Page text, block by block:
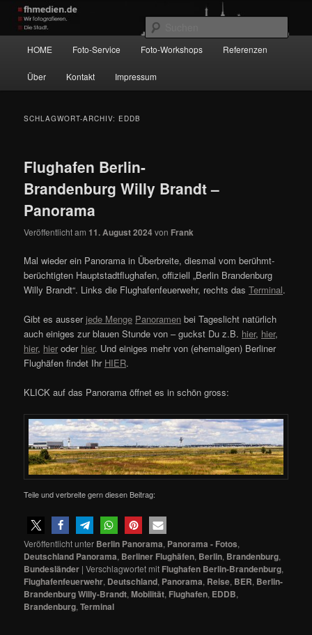
Zum
primären
Inhalt
springen
Zum
sekundären
Inhalt
springen
Wir fotografieren die Hauptstadt!
HOME Foto-Service Foto-Workshops Referenzen
Über Kontakt Impressum
SCHLAGWORT-ARCHIV: EDDB
Flughafen Berlin-
Brandenburg Willy Brandt –
Panorama
Veröffentlicht am 11. August 2024von Frank
Mal wieder ein Panorama in Überbreite, diesmal vom berühmt-
berüchtigten Hauptstadtflughafen, offiziell „Berlin Brandenburg
Willy Brandt“. Links die Flughafenfeuerwehr, rechts dasTerminal.
Gibt es ausserjede Menge Panoramen bei Tageslicht natürlich
auch einiges zur blauen Stunde von – guckst Du z.B. hier, hier,
hier, hier oder hier. Und einiges mehr von (ehemaligen) Berliner
Flughäfen findet Ihr HIER.
KLICK auf das Panorama öffnet es in schön gross:
Teile und verbreite gern diesen Beitrag:
Veröffentlicht unter Berlin Panorama, Panorama - Fotos,
Deutschland Panorama, Berliner Flughäfen, Berlin, Brandenburg,
Bundesländer |Verschlagwortet mit Flughafen Berlin-Brandenburg,
Flughafenfeuerwehr, Deutschland, Panorama, Reise, BER, Berlin-
Brandenburg Willy-Brandt,Mobilität, Flughafen, EDDB,
Brandenburg,Terminal